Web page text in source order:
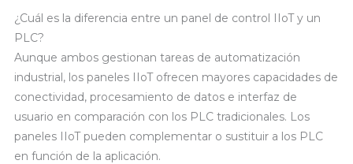
¿Cuál es la diferencia entre un panel de control IIoT y un
PLC?
Aunque ambos gestionan tareas de automatización
industrial, los paneles IIoT ofrecen mayores capacidades de
conectividad, procesamiento de datos e interfaz de
usuario en comparación con los PLC tradicionales. Los
paneles IIoT pueden complementar o sustituir a los PLC
en función de la aplicación.